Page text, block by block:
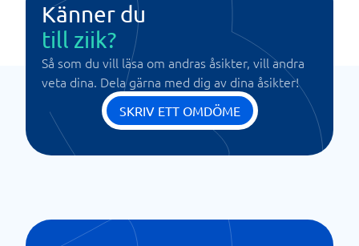
Känner du
till ziik?
Så som du vill läsa om andras åsikter, vill andra
veta dina. Dela gärna med dig av dina åsikter!
SKRIV ETT OMDÖME